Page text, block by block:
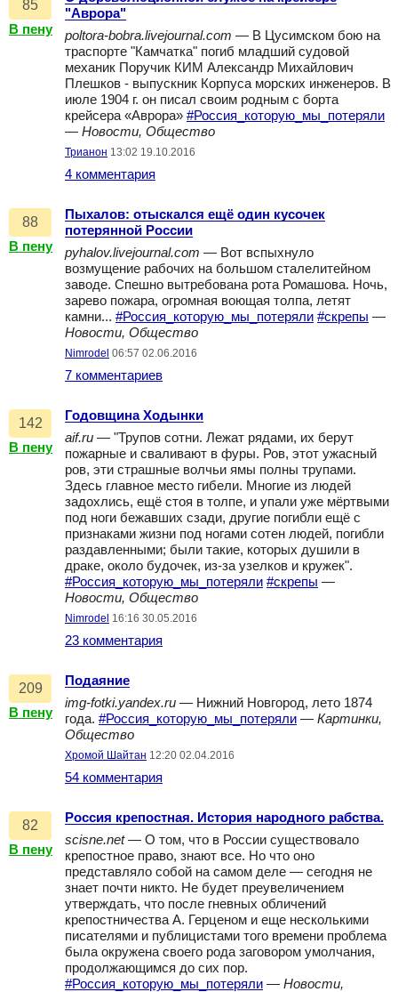
85
В пену
"Аврора"
poltora-bobra.livejournal.com — В Цусимском бою на
траспорте "Камчатка" погиб младший судовой
механик Поручик КИМ Александр Михайлович
Плешков - выпускник Корпуса морских инженеров. В
июле 1904 г. он писал своим родным с борта
крейсера «Аврора» #Россия_которую_мы_потеряли
— Новости, Общество
Трианон 13:02 19.10.2016
4 комментария
88
В пену
Пыхалов: отыскался ещё один кусочек
потерянной России
pyhalov.livejournal.com — Вот вспыхнуло
возмущение рабочих на большом сталелитейном
заводе. Спешно вытребована рота Ромашова. Ночь,
зарево пожара, огромная воющая толпа, летят
камни... #Россия_которую_мы_потеряли #скрепы —
Новости, Общество
Nimrodel 06:57 02.06.2016
7 комментариев
142
В пену
Годовщина Ходынки
aif.ru — "Трупов сотни. Лежат рядами, их берут
пожарные и сваливают в фуры. Ров, этот ужасный
ров, эти страшные волчьи ямы полны трупами.
Здесь главное место гибели. Многие из людей
задохлись, ещё стоя в толпе, и упали уже мёртвыми
под ноги бежавших сзади, другие погибли ещё с
признаками жизни под ногами сотен людей, погибли
раздавленными; были такие, которых душили в
драке, около будочек, из-за узелков и кружек".
#Россия_которую_мы_потеряли #скрепы —
Новости, Общество
Nimrodel 16:16 30.05.2016
23 комментария
209
В пену
Подаяние
img-fotki.yandex.ru — Нижний Новгород, лето 1874
года. #Россия_которую_мы_потеряли — Картинки,
Общество
Хромой Шайтан 12:20 02.04.2016
54 комментария
82
В пену
Россия крепостная. История народного рабства.
scisne.net— О том, что в России существовало
крепостное право, знают все. Но что оно
представляло собой на самом деле — сегодня не
знает почти никто. Не будет преувеличением
утверждать, что после гневных обличений
крепостничества А. Герценом и еще несколькими
писателями и публицистами того времени проблема
была окружена своего рода заговором умолчания,
продолжающимся до сих пор.
#Россия_которую_мы_потеряли — Новости,